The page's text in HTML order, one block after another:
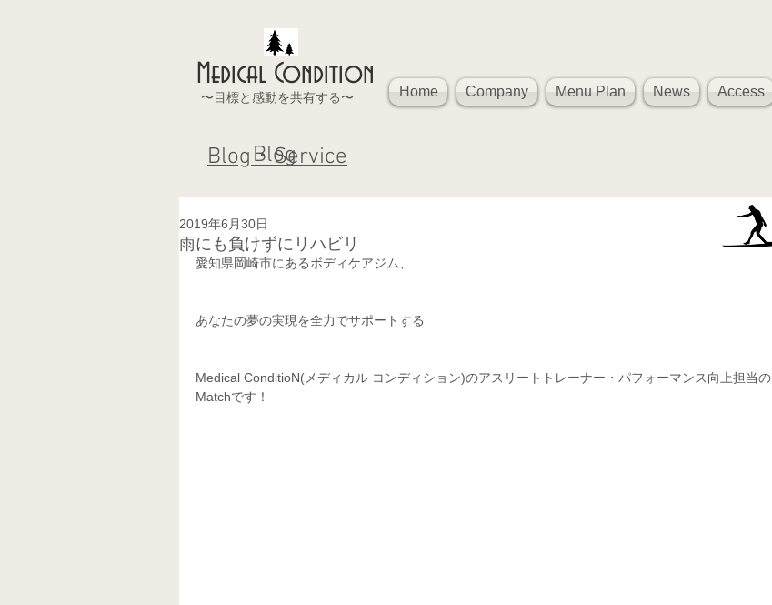
Medical Condition
〜目標と感動を共有する〜 Home Company Menu Plan News Access
Blog
Blog・Service
雨にも負けずにリハビリ
2019年6月30日
愛知県岡崎市にあるボディケアジム、
あなたの夢の実現を全力でサポートする
Medical ConditioN(メディカル コンディション)のアスリートトレーナー・パフォーマンス向上担当の
Matchです！